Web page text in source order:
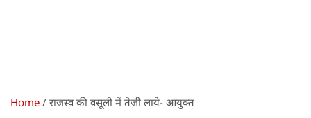
Home राजस्व की वसूली में तेजी लाये- आयुक्त